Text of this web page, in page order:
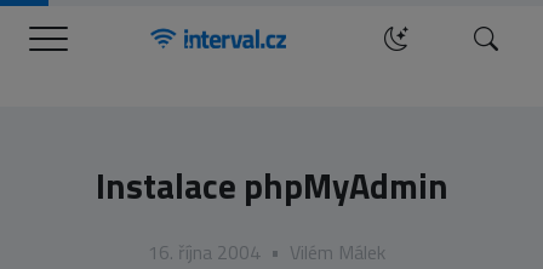
Menu Hledat
Instalace phpMyAdmin
16. října 2004 • Vilém Málek